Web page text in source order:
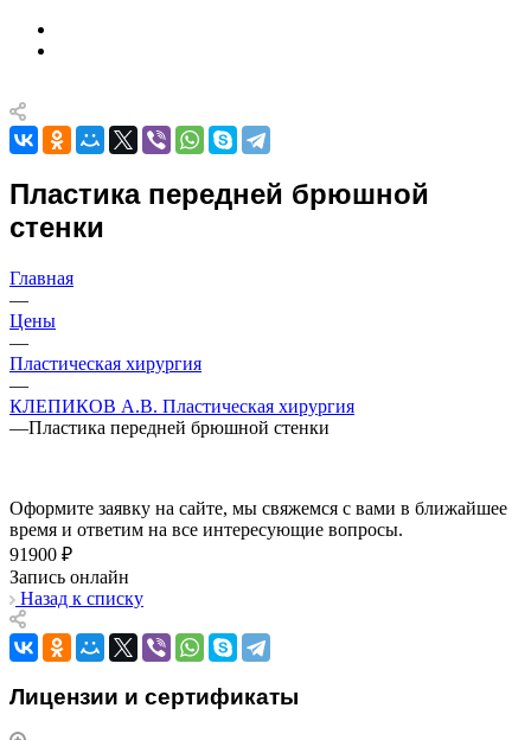
Пластика передней брюшной
стенки
Главная
—
Цены
—
Пластическая хирургия
—
КЛЕПИКОВ А.В. Пластическая хирургия
—Пластика передней брюшной стенки
Оформите заявку на сайте, мы свяжемся с вами в ближайшее
время и ответим на все интересующие вопросы.
91900 ₽
Запись онлайн
Назад к списку
Лицензии и сертификаты